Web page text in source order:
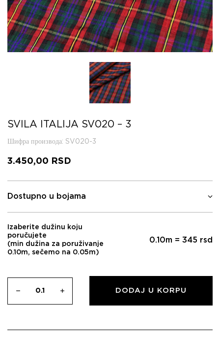
SVILA ITALIJA SV020 – 3
Шифра производа: SV020-3
3.450,00 RSD
Dostupno u bojama
Izaberite dužinu koju
poručujete
(min dužina za poruživanje
0.10m, sečemo na 0.05m)
0.10m = 345 rsd
DODAJ U KORPU